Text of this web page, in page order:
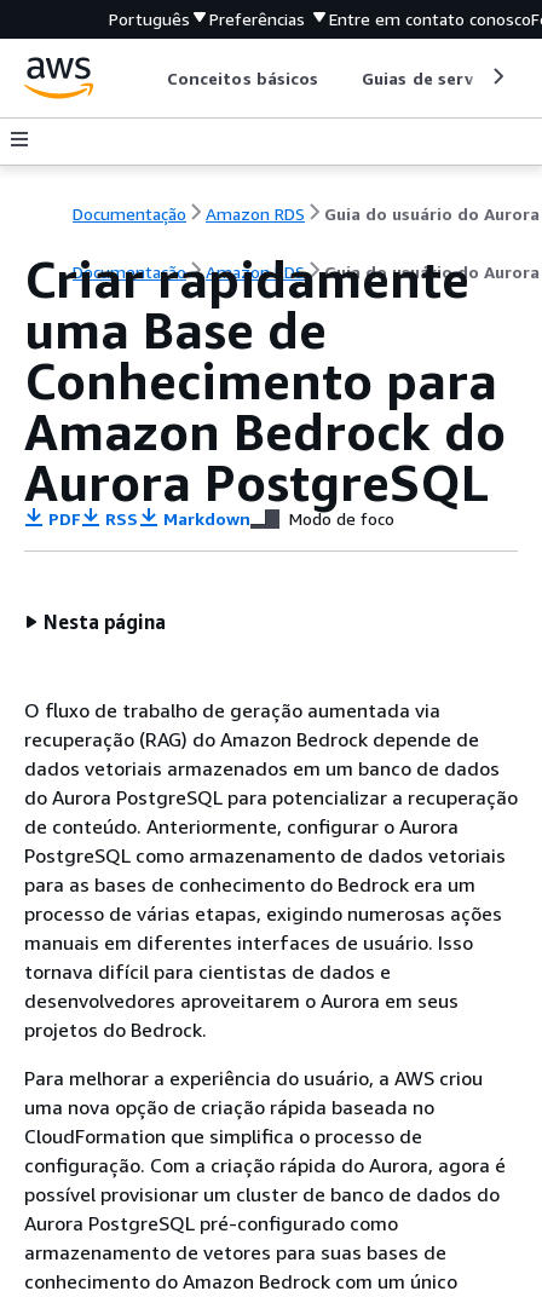
Português Preferências Entre em contato conosco
Conceitos básicos Guias de serviço
Documentação Amazon RDS Guia do usuário do Aurora
Documentação Amazon RDS Guia do usuário do Aurora
Criar rapidamente
uma Base de
Conhecimento para
Amazon Bedrock do
Aurora PostgreSQL
PDF RSS Markdown Modo de foco
Nesta página
O fluxo de trabalho de geração aumentada via
recuperação (RAG) do Amazon Bedrock depende de
dados vetoriais armazenados em um banco de dados
do Aurora PostgreSQL para potencializar a recuperação
de conteúdo. Anteriormente, configurar o Aurora
PostgreSQL como armazenamento de dados vetoriais
para as bases de conhecimento do Bedrock era um
processo de várias etapas, exigindo numerosas ações
manuais em diferentes interfaces de usuário. Isso
tornava difícil para cientistas de dados e
desenvolvedores aproveitarem o Aurora em seus
projetos do Bedrock.
Para melhorar a experiência do usuário, a AWS criou
uma nova opção de criação rápida baseada no
CloudFormation que simplifica o processo de
configuração. Com a criação rápida do Aurora, agora é
possível provisionar um cluster de banco de dados do
Aurora PostgreSQL pré-configurado como
armazenamento de vetores para suas bases de
conhecimento do Amazon Bedrock com um único